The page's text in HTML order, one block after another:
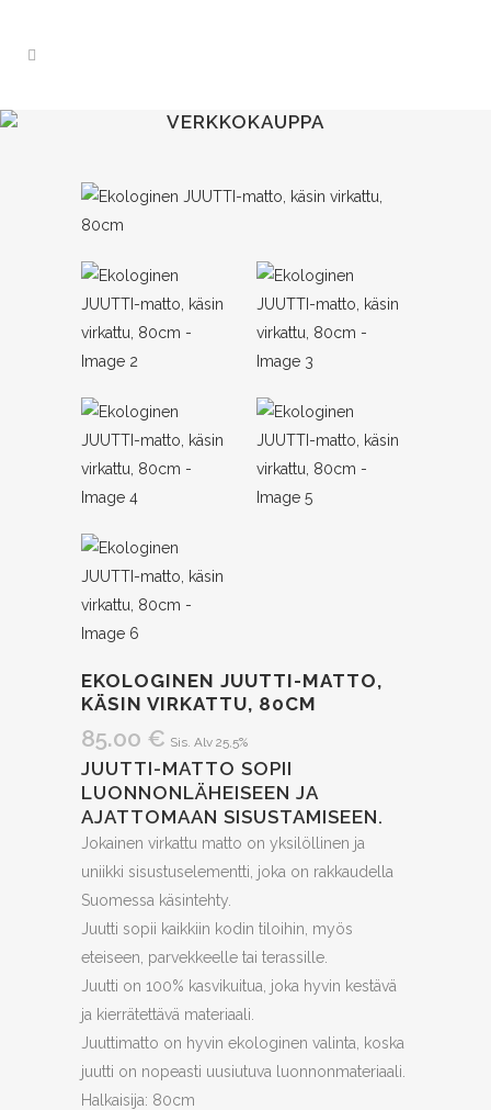
VERKKOKAUPPA
EKOLOGINEN JUUTTI-MATTO,
KÄSIN VIRKATTU, 80CM
85.00 € Sis. Alv 25,5%
JUUTTI-MATTO SOPII
LUONNONLÄHEISEEN JA
AJATTOMAAN SISUSTAMISEEN.
Jokainen virkattu matto on yksilöllinen ja
uniikki sisustuselementti, joka on rakkaudella
Suomessa käsintehty.
Juutti sopii kaikkiin kodin tiloihin, myös
eteiseen, parvekkeelle tai terassille.
Juutti on 100% kasvikuitua, joka hyvin kestävä
ja kierrätettävä materiaali.
Juuttimatto on hyvin ekologinen valinta, koska
juutti on nopeasti uusiutuva luonnonmateriaali.
Halkaisija: 80cm